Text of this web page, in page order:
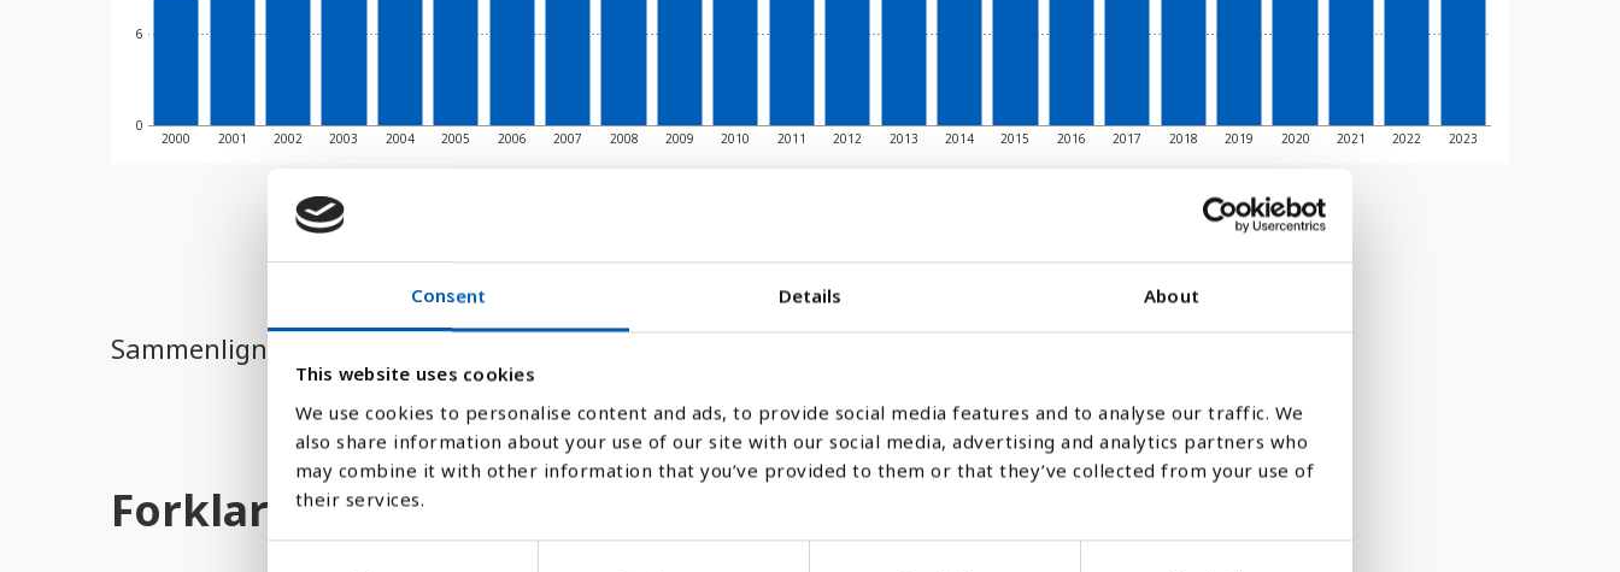
Consent Details About
This website uses cookies
We use cookies to personalise content and ads, to provide social media features and to analyse our traffic. We
also share information about your use of our site with our social media, advertising and analytics partners who
may combine it with other information that you’ve provided to them or that they’ve collected from your use of
their services.
0
6
2000 2001 2002 2003 2004 2005 2006 2007 2008 2009 2010 2011 2012 2013 2014 2015 2016 2017 2018 2019 2020 2021 2022 2023
Sammenligne med:
Forklaring